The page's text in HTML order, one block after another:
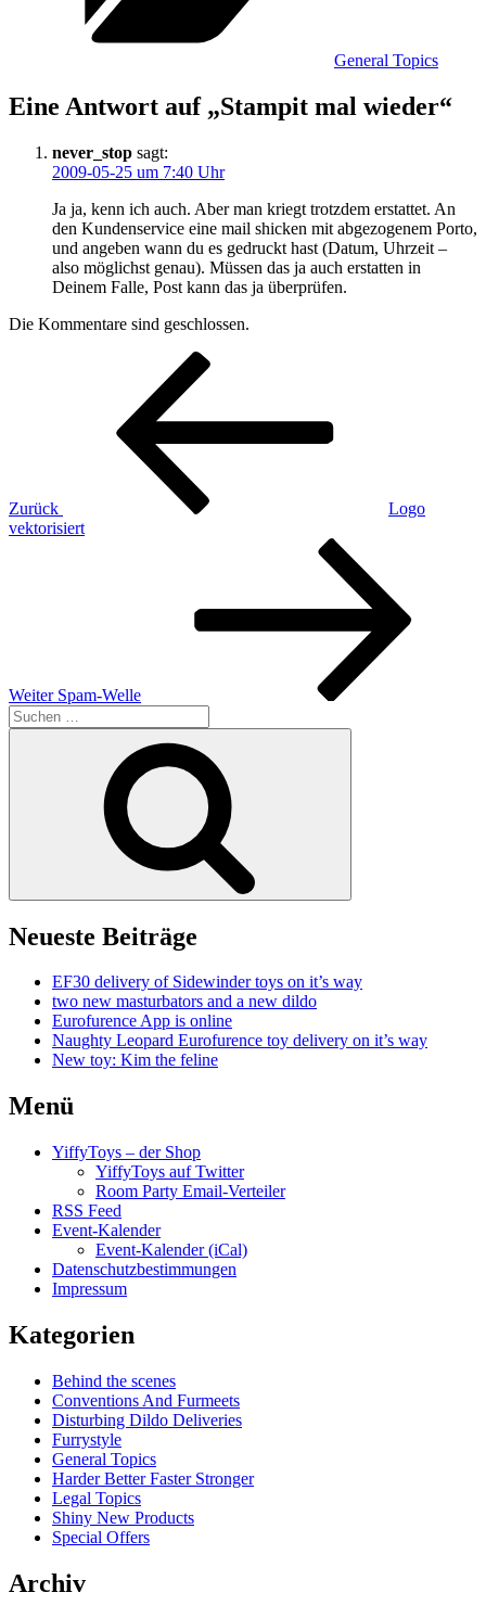
General Topics
Eine Antwort auf „Stampit mal wieder“
never_stop sagt:
2009-05-25 um 7:40 Uhr
Ja ja, kenn ich auch. Aber man kriegt trotzdem erstattet. An
den Kundenservice eine mail shicken mit abgezogenem Porto,
und angeben wann du es gedruckt hast (Datum, Uhrzeit –
also möglichst genau). Müssen das ja auch erstatten in
Deinem Falle, Post kann das ja überprüfen.
Die Kommentare sind geschlossen.
Beitragsnavigation
Zurück
Logo
vektorisiert
Weiter Spam-Welle
Suchen
nach:
Neueste Beiträge
EF30 delivery of Sidewinder toys on it’s way
two new masturbators and a new dildo
Eurofurence App is online
Naughty Leopard Eurofurence toy delivery on it’s way
New toy: Kim the feline
Menü
YiffyToys – der Shop
YiffyToys auf Twitter
Room Party Email-Verteiler
RSS Feed
Event-Kalender
Event-Kalender (iCal)
Datenschutzbestimmungen
Impressum
Kategorien
Behind the scenes
Conventions And Furmeets
Disturbing Dildo Deliveries
Furrystyle
General Topics
Harder Better Faster Stronger
Legal Topics
Shiny New Products
Special Offers
Archiv